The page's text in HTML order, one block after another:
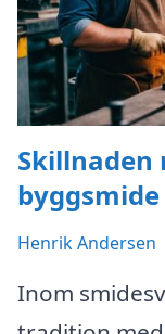
Skillnaden
Henrik Andersen
Inom